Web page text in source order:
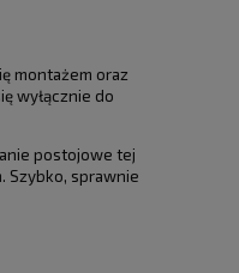
montażem oraz
wyłącznie do
postojowe tej
Szybko, sprawnie